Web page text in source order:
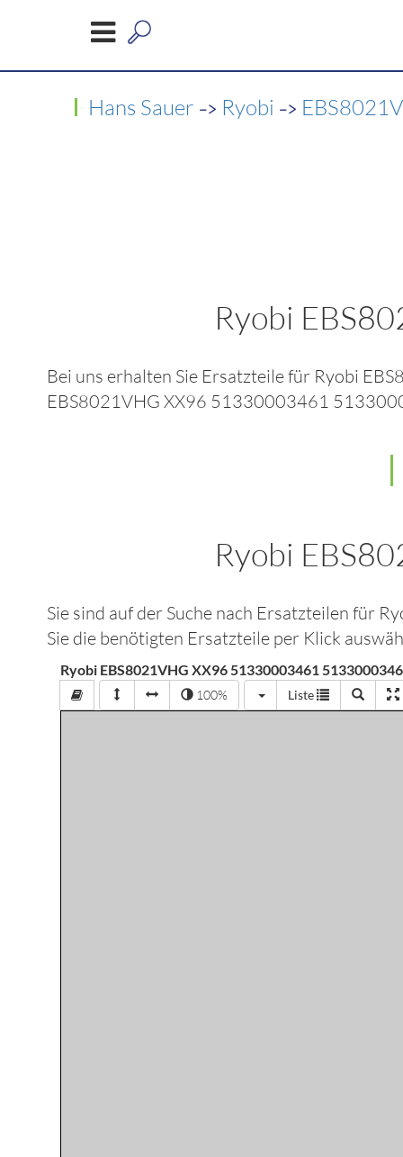
Hans Sauer -> Ryobi ->
Ryobi
Bei uns erhalten Sie Ersatzteile für Ryobi
EBS8021VHG XX96 51330003461
Ryobi
Sie sind auf der Suche nach Ersatzteilen für
Sie die benötigten Ersatzteile per Klick
Ryobi EBS8021VHG XX96 51330003461
100% Liste